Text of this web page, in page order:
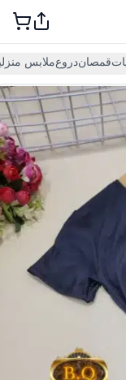
قمصاندروعملابس